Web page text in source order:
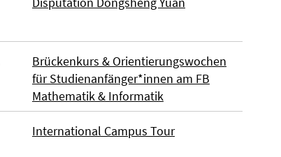
Brückenkurs & Orientierungswochen
für Studienanfänger*innen am FB
Mathematik & Informatik
International Campus Tour